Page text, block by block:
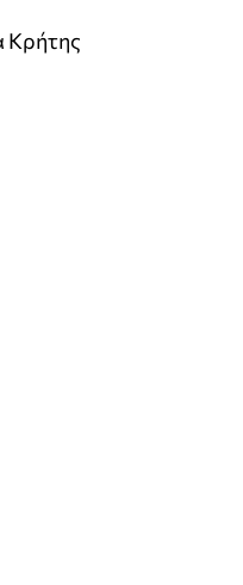
Κρήτης